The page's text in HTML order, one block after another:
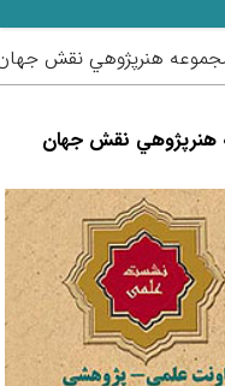
هنر‌پژوهي نقش جهان
نقش جهان